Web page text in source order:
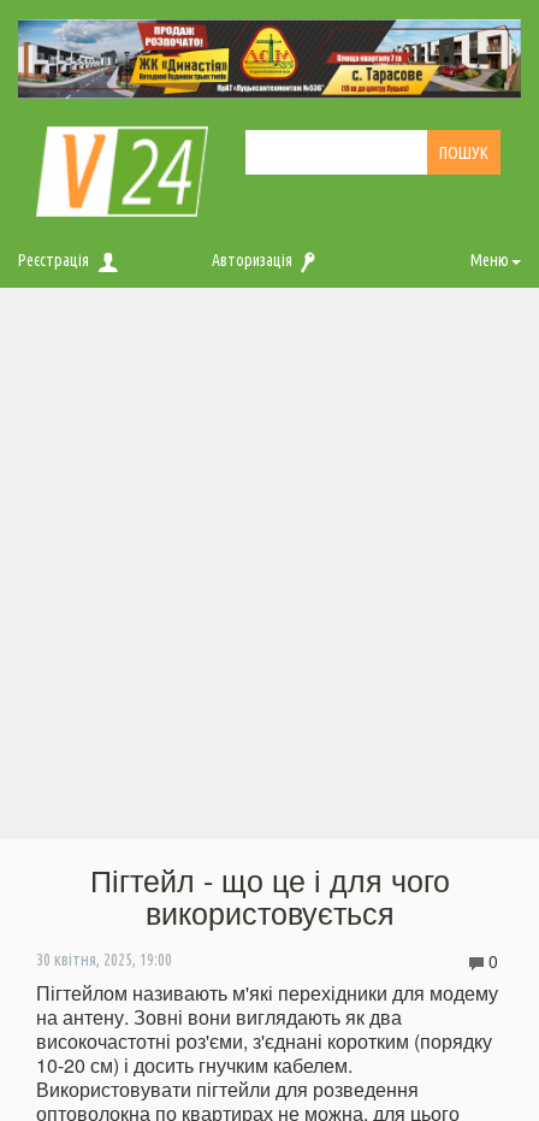
Реєстрація Авторизація Меню
Пігтейл - що це і для чого
використовується
30 квітня, 2025, 19:00 0
Пігтейлом називають м'які перехідники для модему
на антену. Зовні вони виглядають як два
високочастотні роз'єми, з'єднані коротким (порядку
10-20 см) і досить гнучким кабелем.
Використовувати пігтейли для розведення
оптоволокна по квартирах не можна, для цього